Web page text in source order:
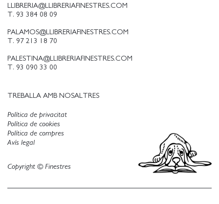
LLIBRERIA@LLIBRERIAFINESTRES.COM
T. 93 384 08 09
PALAMOS@LLIBRERIAFINESTRES.COM
T. 97 213 18 70
PALESTINA@LLIBRERIAFINESTRES.COM
T. 93 090 33 00
TREBALLA AMB NOSALTRES
Política de privacitat
Política de cookies
Avís legal
Política de compres
Copyright © Finestres